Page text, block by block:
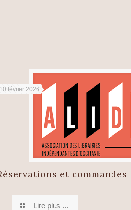
10 février 2026
et commandes
Lire plus ...